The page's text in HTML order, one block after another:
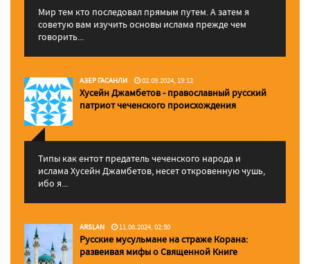
Мир тем кто последовал прямым путем. А затем я
советую вам изучить основы ислама прежде чем
говорить...
АЗЕР ГАСАНЛИ 02.09.2024, 19:12
Хусейн Джамбетов - православный русский
патриот чеченского происхождения
Типы как ентот предатель чеченского народа и
ислама Хусейн Джамбетов, несет откровенную чушь,
ибо я...
ARSLAN 11.06.2024, 02:50
Русские мусульмане на страже Корана:
pазвеивая мифы о Священной Книге